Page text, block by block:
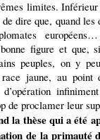
limites.
dire que, quand les
figure et que,
peuples, on y
jaune, au point
de proclamer leur
la thèse qui a été
de la primauté